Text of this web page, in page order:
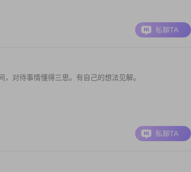
私聊TA
对待事情懂得三思。有自己的想法见解。
私聊TA